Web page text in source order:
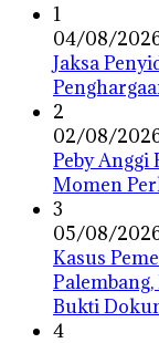
1
04/08/
Jaksa
2
02/08/
Peby
Momen
3
05/08/
Kasus
Bukti
4